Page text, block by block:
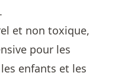
et non toxique,
pour les
enfants et les